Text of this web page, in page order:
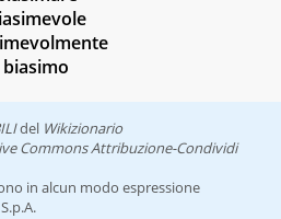
biasimo
del Wikizionario
Commons Attribuzione-Condividi
in alcun modo espressione